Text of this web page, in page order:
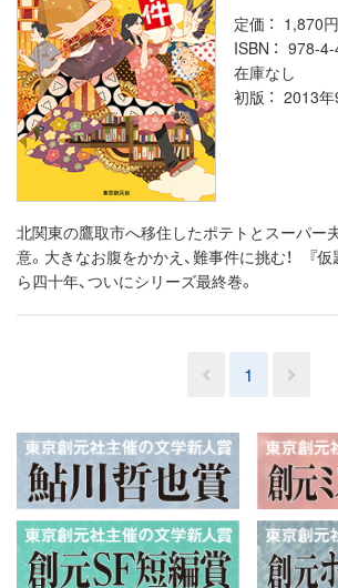
定価
1,870円
ISBN
978-
在庫なし
初版
2013
北関東の鷹取市へ移住したポテトとスーパー
意。大きなお腹をかかえ、難事件に挑む！ 『仮
ら四十年、ついにシリーズ最終巻。
1